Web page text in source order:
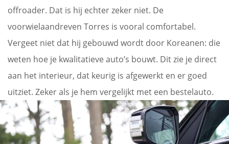
offroader. Dat is hij echter zeker niet. De
voorwielaandreven Torres is vooral comfortabel.
Vergeet niet dat hij gebouwd wordt door Koreanen: die
weten hoe je kwalitatieve auto’s bouwt. Dit zie je direct
aan het interieur, dat keurig is afgewerkt en er goed
uitziet. Zeker als je hem vergelijkt met een bestelauto.